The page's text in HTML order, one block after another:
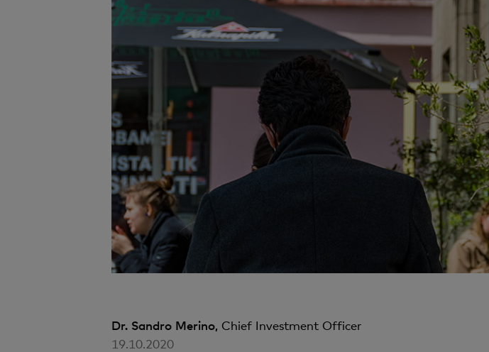
Dr. Sandro Merino, Chief Investment Officer
19.10.2020